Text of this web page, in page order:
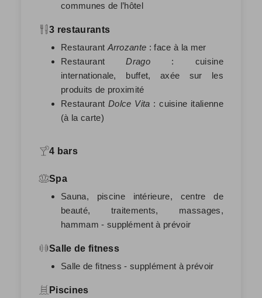
communes de l’hôtel
3 restaurants
Restaurant Arrozante : face à la mer
RestaurantDrago : cuisine
internationale, buffet, axée sur les
produits de proximité
Restaurant Dolce Vita : cuisine italienne
(à la carte)
4 bars
Spa
Sauna, piscine intérieure, centre de
beauté, traitements, massages,
hammam - supplément à prévoir
Salle de fitness
Salle de fitness - supplément à prévoir
Piscines